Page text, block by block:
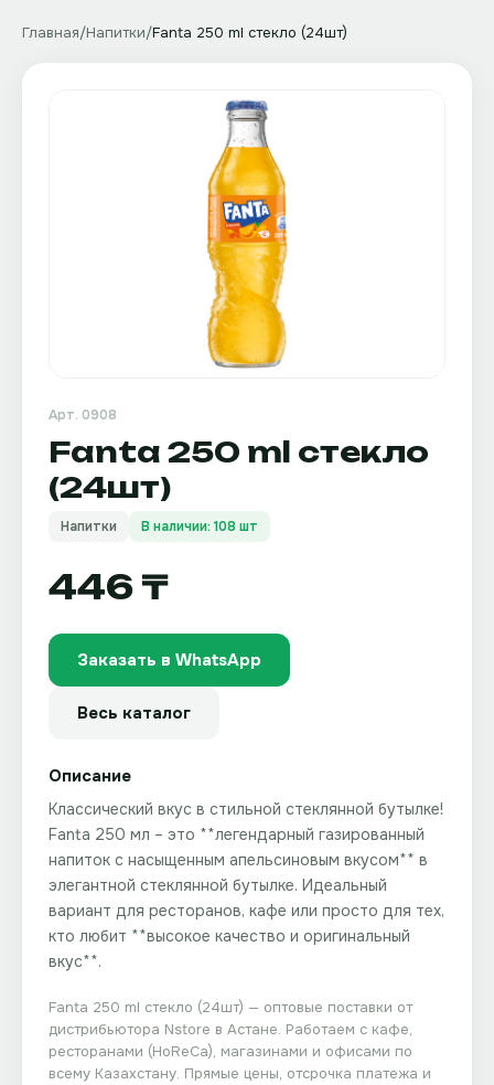
Главная/Напитки/Fanta 250 ml стекло (24шт)
Арт. 0908
Fanta 250 ml стекло
(24шт)
Напитки В наличии: 108 шт
446 ₸
Заказать в WhatsApp
Весь каталог
Описание
Классический вкус в стильной стеклянной бутылке!
Fanta 250 мл – это **легендарный газированный
напиток с насыщенным апельсиновым вкусом** в
элегантной стеклянной бутылке. Идеальный
вариант для ресторанов, кафе или просто для тех,
кто любит **высокое качество и оригинальный
вкус**.
Fanta 250 ml стекло (24шт) — оптовые поставки от
дистрибьютора Nstore в Астане. Работаем с кафе,
ресторанами (HoReCa), магазинами и офисами по
всему Казахстану. Прямые цены, отсрочка платежа и